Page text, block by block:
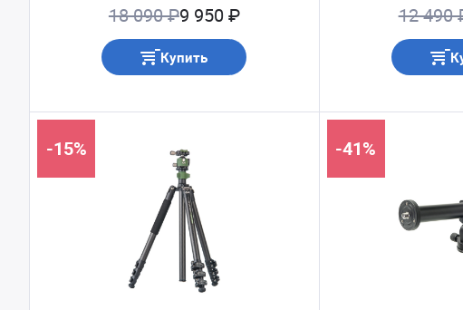
18 090 ₽9 950 ₽
Купить
12 490
-15% -41%